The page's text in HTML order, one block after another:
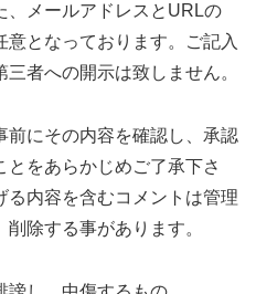
、メールアドレスとURLの
意となっております。ご記入
者への開示は致しません。
前にその内容を確認し、承認
とをあらかじめご了承下さ
る内容を含むコメントは管理
除する事があります。